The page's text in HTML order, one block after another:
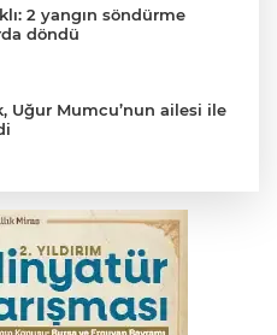
2 yangın söndürme
döndü
Uğur Mumcu’nun ailesi ile
Başkanı Özel'den
yorumu